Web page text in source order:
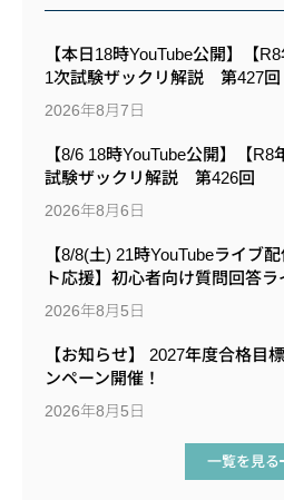
【本日18時YouTube公開】【
1次試験ザックリ解説 第427回
2026年8月7日
【8/6 18時YouTube公開】【
試験ザックリ解説 第426回
2026年8月6日
【8/8(土) 21時YouTubeライブ
ト応援】初心者向け質問回答
2026年8月5日
【お知らせ】 2027年度合格目
ンペーン開催！
2026年8月5日
一覧を見る